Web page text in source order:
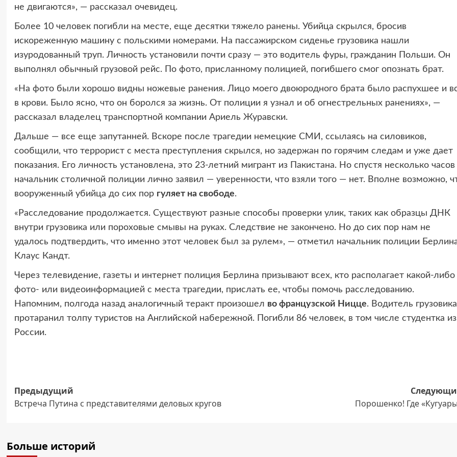
не двигаются», — рассказал очевидец.
Более 10 человек погибли на месте, еще десятки тяжело ранены. Убийца скрылся, бросив
искореженную машину с польскими номерами. На пассажирском сиденье грузовика нашли
изуродованный труп. Личность установили почти сразу — это водитель фуры, гражданин Польши. Он
выполнял обычный грузовой рейс. По фото, присланному полицией, погибшего смог опознать брат.
«На фото были хорошо видны ножевые ранения. Лицо моего двоюродного брата было распухшее и
в крови. Было ясно, что он боролся за жизнь. От полиции я узнал и об огнестрельных ранениях», —
рассказал владелец транспортной компании Ариель Журавски.
Дальше — все еще запутанней. Вскоре после трагедии немецкие СМИ, ссылаясь на силовиков,
сообщили, что террорист с места преступления скрылся, но задержан по горячим следам и уже дает
показания. Его личность установлена, это 23-летний мигрант из Пакистана. Но спустя несколько часов
начальник столичной полиции лично заявил — уверенности, что взяли того — нет. Вполне возможно,
вооруженный убийца до сих пор гуляет на свободе.
«Расследование продолжается. Существуют разные способы проверки улик, таких как образцы ДНК
внутри грузовика или пороховые смывы на руках. Следствие не закончено. Но до сих пор нам не
удалось подтвердить, что именно этот человек был за рулем», — отметил начальник полиции
Клаус Кандт.
Через телевидение, газеты и интернет полиция Берлина призывают всех, кто располагает какой-либо
фото- или видеоинформацией с места трагедии, прислать ее, чтобы помочь расследованию.
Напомним, полгода назад аналогичный теракт произошел во французской Ницце. Водитель грузовика
протаранил толпу туристов на Английской набережной. Погибли 86 человек, в том числе студентка из
России.
Навигация
записи
Предыдущий
Встреча Путина с представителями деловых кругов
Порошенко! Где
Больше историй